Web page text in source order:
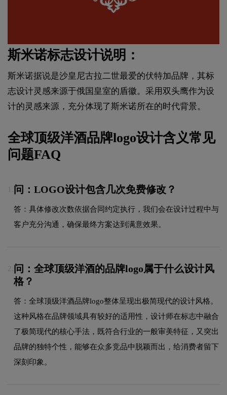
斯米诺标志设计说明：
斯米诺据说是沙皇尼古拉二世最爱的伏特加品牌，其标
志设计灵感来源于俄国皇室的盾徽。采用双头鹰作为设
计的灵感来源，充分体现了斯米诺所在的时代背景。
全球顶级洋酒品牌logo设计含义常见
问题FAQ
问：LOGO设计包含几次免费修改？
答：具体修改次数依据合同约定执行，我们会在设计过程中与
客户充分沟通，确保最终方案达到满意效果。
2. 问：全球顶级洋酒的品牌logo属于什么设计风
格？
答：全球顶级洋酒品牌logo整体呈现出极简现代的设计风格。
这种风格在品牌领域具有较好的适用性，设计师在标志中融合
了极简现代的核心手法，既符合行业的一般审美特征，又突出
品牌的独特个性，能够在众多竞品中脱颖而出，给消费者留下
深刻印象。